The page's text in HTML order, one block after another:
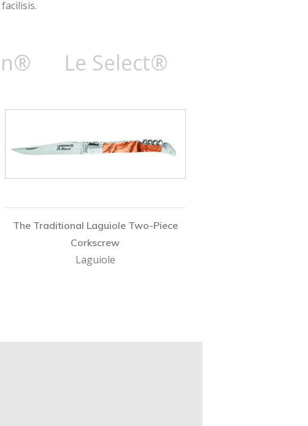
Le Select®
The Traditional Laguiole Two-Piece
Corkscrew
Laguiole